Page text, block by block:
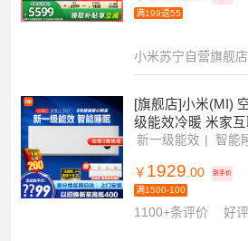
米家小米空调
送风 多分区 独立控
￥4759.15
满199返55
小米苏宁自营旗舰店
[旗舰店]小米(MI)
级能效冷暖 米家互